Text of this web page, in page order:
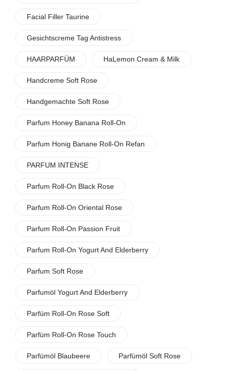
Facial Filler Taurine
Gesichtscreme Tag Antistress
HAARPARFÜM HaLemon Cream & Milk
Handcreme Soft Rose
Handgemachte Soft Rose
Parfum Honey Banana Roll-On
Parfum Honig Banane Roll-On Refan
PARFUM INTENSE
Parfum Roll-On Black Rose
Parfum Roll-On Oriental Rose
Parfum Roll-On Passion Fruit
Parfum Roll-On Yogurt And Elderberry
Parfum Soft Rose
Parfumöl Yogurt And Elderberry
Parfüm Roll-On Rose Soft
Parfüm Roll-On Rose Touch
Parfümöl Blaubeere Parfümöl Soft Rose